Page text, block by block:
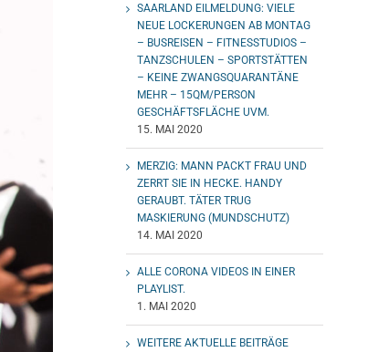
SAARLAND EILMELDUNG: VIELE
NEUE LOCKERUNGEN AB MONTAG
– BUSREISEN – FITNESSTUDIOS –
TANZSCHULEN – SPORTSTÄTTEN
– KEINE ZWANGSQUARANTÄNE
MEHR – 15QM/PERSON
GESCHÄFTSFLÄCHE UVM.
15. MAI 2020
MERZIG: MANN PACKT FRAU UND
ZERRT SIE IN HECKE. HANDY
GERAUBT. TÄTER TRUG
MASKIERUNG (MUNDSCHUTZ)
14. MAI 2020
ALLE CORONA VIDEOS IN EINER
PLAYLIST.
1. MAI 2020
WEITERE AKTUELLE BEITRÄGE